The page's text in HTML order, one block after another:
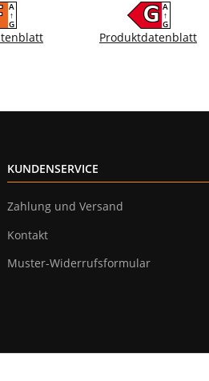
A
↑
G G A
↑
G
Produktdatenblatt
KUNDENSERVICE
Zahlung und Versand
Kontakt
Muster-Widerrufsformular